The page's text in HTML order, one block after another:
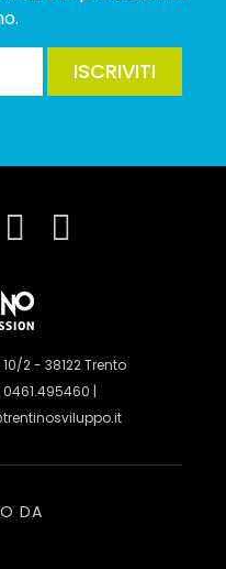
ISCRIVITI
2 - 38122 Trento
0461.495460 |
DA